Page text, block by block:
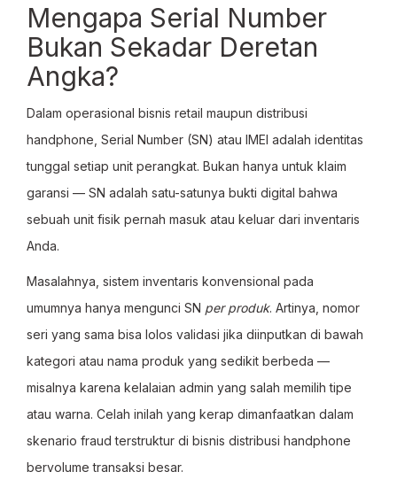
Mengapa Serial Number
Bukan Sekadar Deretan
Angka?
Dalam operasional bisnis retail maupun distribusi
handphone, Serial Number (SN) atau IMEI adalah identitas
tunggal setiap unit perangkat. Bukan hanya untuk klaim
garansi — SN adalah satu-satunya bukti digital bahwa
sebuah unit fisik pernah masuk atau keluar dari inventaris
Anda.
Masalahnya, sistem inventaris konvensional pada
umumnya hanya mengunci SN per produk. Artinya, nomor
seri yang sama bisa lolos validasi jika diinputkan di bawah
kategori atau nama produk yang sedikit berbeda —
misalnya karena kelalaian admin yang salah memilih tipe
atau warna. Celah inilah yang kerap dimanfaatkan dalam
skenario fraud terstruktur di bisnis distribusi handphone
bervolume transaksi besar.